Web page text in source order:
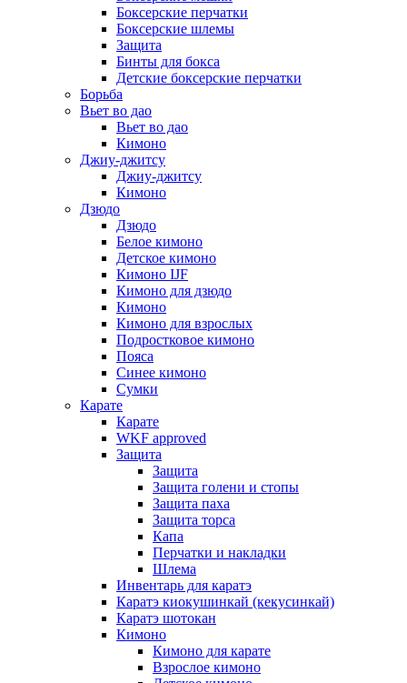
Боксерские перчатки
Боксерские шлемы
Защита
Бинты для бокса
Детские боксерские перчатки
Борьба
Вьет во дао
Вьет во дао
Кимоно
Джиу-джитсу
Джиу-джитсу
Кимоно
Дзюдо
Дзюдо
Белое кимоно
Детское кимоно
Кимоно IJF
Кимоно для дзюдо
Кимоно
Кимоно для взрослых
Подростковое кимоно
Пояса
Синее кимоно
Сумки
Карате
Карате
WKF approved
Защита
Защита
Защита голени и стопы
Защита паха
Защита торса
Капа
Перчатки и накладки
Шлема
Инвентарь для каратэ
Каратэ киокушинкай (кекусинкай)
Каратэ шотокан
Кимоно
Кимоно для карате
Взрослое кимоно